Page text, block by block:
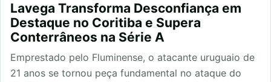
Lavega Transforma Desconfiança em
Destaque no Coritiba e Supera
Conterrâneos na Série A
Emprestado pelo Fluminense, o atacante uruguaio de
21 anos se tornou peça fundamental no ataque do